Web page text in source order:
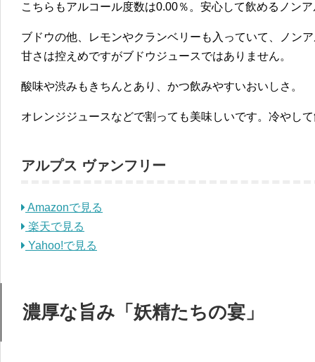
こちらもアルコール度数は0.00％。安心して飲めるノン
ブドウの他、レモンやクランベリーも入っていて、ノン
甘さは控えめですがブドウジュースではありません。
酸味や渋みもきちんとあり、かつ飲みやすいおいしさ。
オレンジジュースなどで割っても美味しいです。冷やし
アルプス ヴァンフリー
Amazonで見る
楽天で見る
Yahoo!で見る
濃厚な旨み「妖精たちの宴」